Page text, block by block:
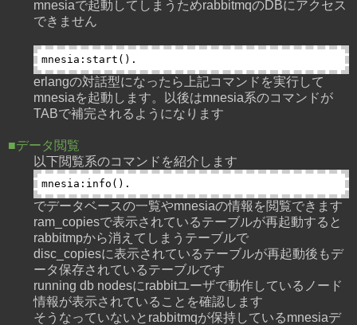
mnesiaで起動してしまうためrabbitmqのDBにアクセス
できません
erlangの対話型になったら上記コマンドを実行して
mnesiaを起動します。以後はmnesia系のコマンドが
TABで補完されるようになります
■データ閲覧
以下閲覧系のコマンドを紹介します
でデータベースの一覧やmnesiaの情報を閲覧できます
ram_copiesで表示されているテーブルが再起動すると
rabbitmpから消えてしまうテーブルで
disc_copiesに表示されているテーブルが再起動後もデ
ータ保存されているテーブルです
running db nodesにrabbitユーザで動作しているノード
情報が表示されていることを確認します
そうなっていないとrabbitmqが保持しているmnesiaデ